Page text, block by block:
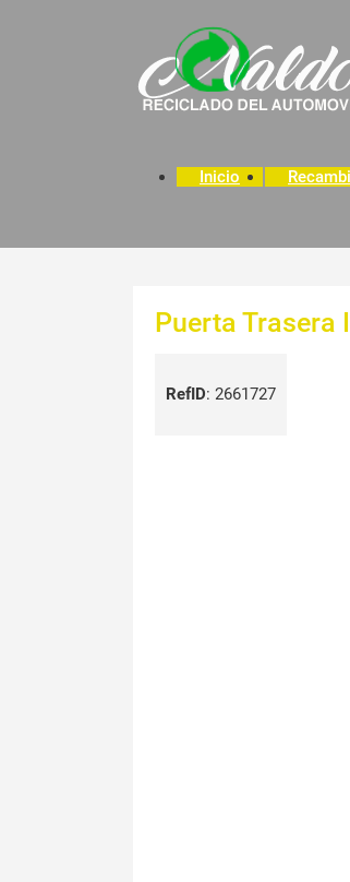
Inicio
Puerta Trasera
RefID: 2661727